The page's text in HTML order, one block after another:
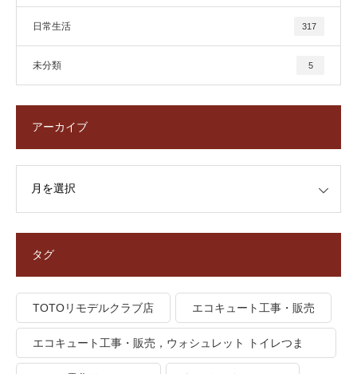
日常生活 317
未分類 5
アーカイブ
タグ
TOTOリモデルクラブ店 エコキュート工事・販売
エコキュート工事・販売，ウォシュレット トイレつま